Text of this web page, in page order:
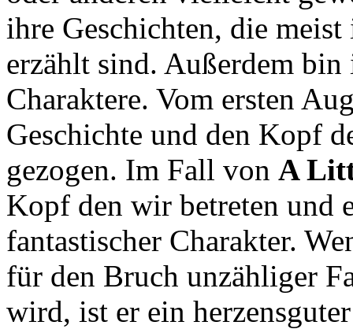
ihre Geschichten, die meist
erzählt sind. Außerdem
Charaktere. Vom ersten
Geschichte und den Kopf
gezogen. Im Fall von A
Kopf den wir betreten und
fantastischer Charakter.
für den Bruch unzähliger
wird, ist er ein